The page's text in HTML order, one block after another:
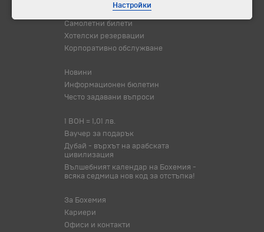
Самолетни билети
Хотелски резервации
Корпоративно обслужване
Новини
Информационен бюлетин
Често задавани въпроси
1 BOH = 1,01 лв.
Ваучер за подарък
Дубай - върхът на арабската
цивилизация
Вълшебният календар на Бохемия -
всяка седмица нов код за отстъпка!
За Бохемия
Кариери
Офиси и контакти
Настройки